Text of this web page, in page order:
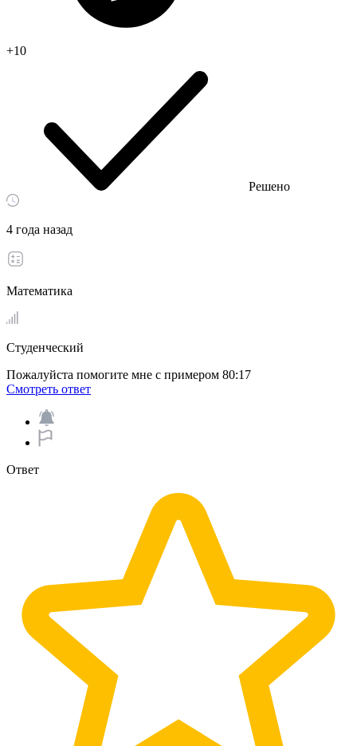
+10
Решено
4 года назад
Математика
Студенческий
Пожалуйста помогите мне с примером 80:17
Смотреть ответ
Ответ